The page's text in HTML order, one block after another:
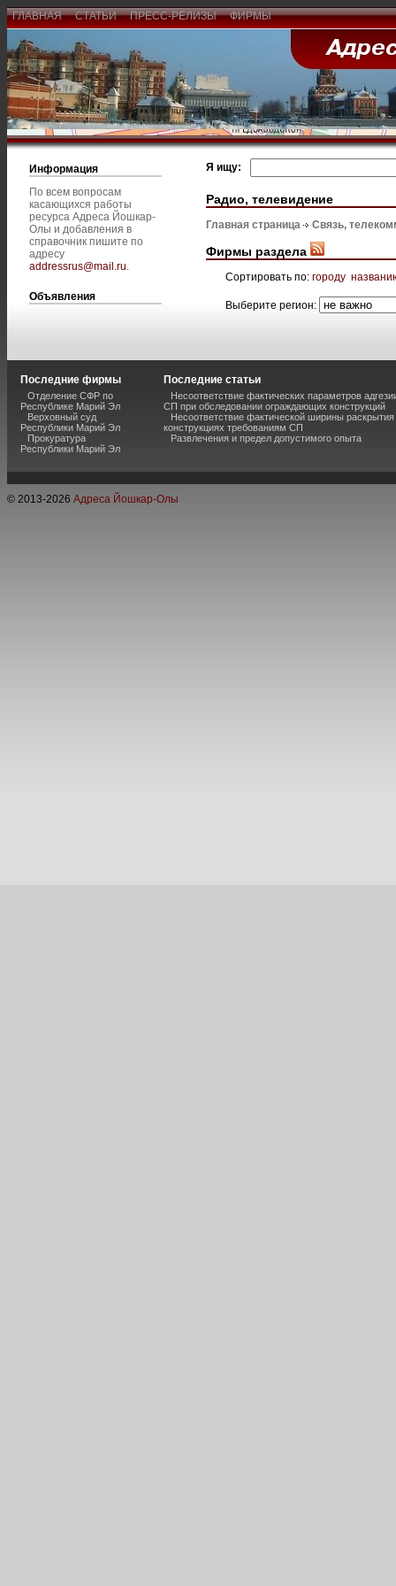
ГЛАВНАЯ СТАТЬИ ПРЕСС-РЕЛИЗЫ ФИРМЫ
Информация
По всем вопросам
касающихся работы
ресурса Адреса Йошкар-
Олы и добавления в
справочник пишите по
адресу
addressrus@mail.ru.
Объявления
Я ищу:
Радио, телевидение
Главная страница Связь,
Фирмы раздела
Сортировать по: городу
Выберите регион:
Последние фирмы
Отделение СФР по
Республике Марий Эл
Верховный суд
Республики Марий Эл
Прокуратура
Республики Марий Эл
Последние статьи
Несоответствие фактических параметров
СП при обследовании ограждающих конструкций
Несоответствие фактической ширины
конструкциях требованиям СП
Развлечения и предел допустимого опыта
© 2013-2026 Адреса Йошкар-Олы